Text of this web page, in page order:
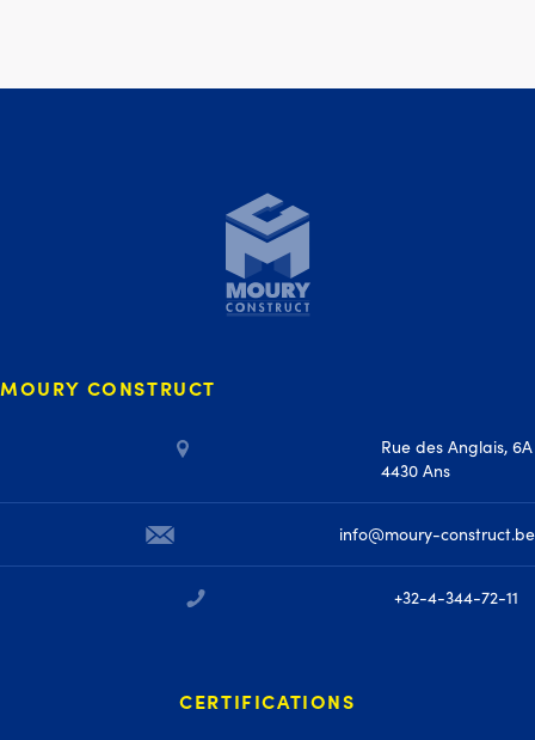
MOURY CONSTRUCT
Rue des Anglais, 6A
4430 Ans
info@moury-construct.be
+32-4-344-72-11
CERTIFICATIONS